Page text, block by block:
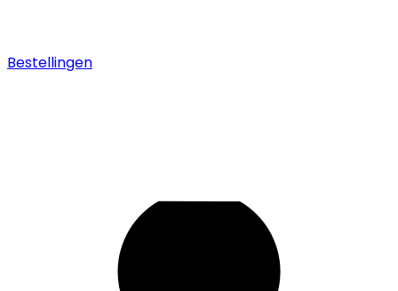
Bestellingen